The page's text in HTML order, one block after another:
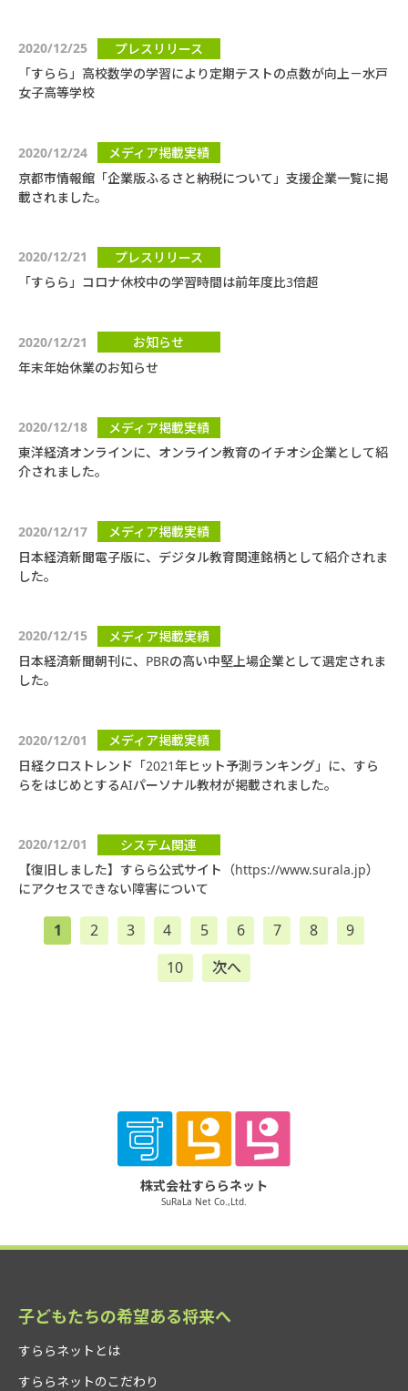
2020/12/25
プレスリリース
「すらら」高校数学の学習により定期テストの点数が向上－水戸
女子高等学校
2020/12/24
メディア掲載実績
京都市情報館「企業版ふるさと納税について」支援企業一覧に掲
載されました。
2020/12/21
プレスリリース
「すらら」コロナ休校中の学習時間は前年度比3倍超
2020/12/21
お知らせ
年末年始休業のお知らせ
2020/12/18
メディア掲載実績
東洋経済オンラインに、オンライン教育のイチオシ企業として紹
介されました。
2020/12/17
メディア掲載実績
日本経済新聞電子版に、デジタル教育関連銘柄として紹介されま
した。
2020/12/15
メディア掲載実績
日本経済新聞朝刊に、PBRの高い中堅上場企業として選定されま
した。
2020/12/01
メディア掲載実績
日経クロストレンド「2021年ヒット予測ランキング」に、すら
らをはじめとするAIパーソナル教材が掲載されました。
2020/12/01
システム関連
【復旧しました】すらら公式サイト（https://www.surala.jp）
にアクセスできない障害について
1 2 3 4 5 6 7 8
9
10
次へ
株式会社すららネット
SuRaLa Net Co.,Ltd.
子どもたちの希望ある将来へ
すららネットとは
すららネットのこだわり